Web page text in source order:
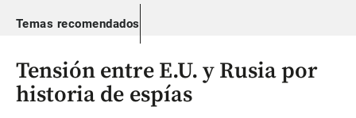
Temas recomendados
Tensión entre E.U. y Rusia por
historia de espías